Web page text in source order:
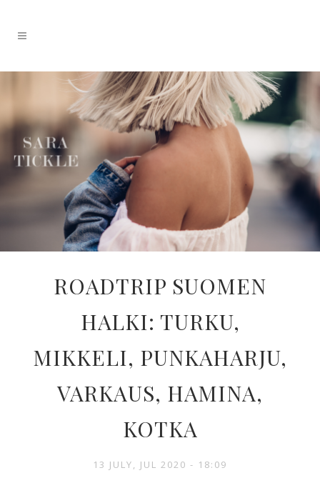
ROADTRIP SUOMEN
HALKI: TURKU,
MIKKELI, PUNKAHARJU,
VARKAUS, HAMINA,
KOTKA
13 JULY, JUL 2020 - 18:09